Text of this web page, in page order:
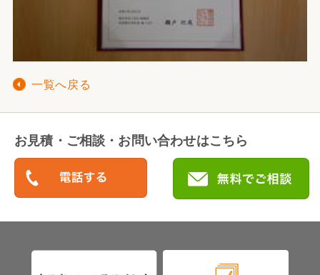
一覧へ戻る
お見積・ご相談・お問い合わせはこちら